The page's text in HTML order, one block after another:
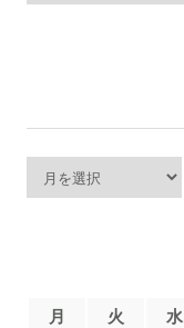
稿
ー
月 火 水